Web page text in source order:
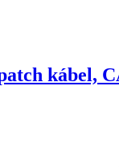
kábel,